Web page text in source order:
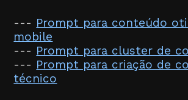
--- Prompt para conteúdo
mobile
--- Prompt para cluster de
--- Prompt para criação de
técnico